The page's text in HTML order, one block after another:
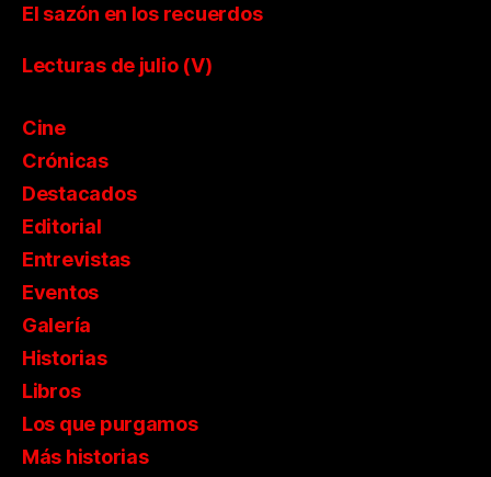
El sazón en los recuerdos
Lecturas de julio (V)
Cine
Crónicas
Destacados
Editorial
Entrevistas
Eventos
Galería
Historias
Libros
Los que purgamos
Más historias